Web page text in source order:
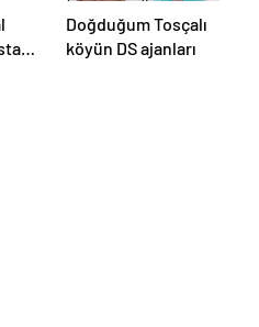
Doğduğum Tosçalı
köyün DS ajanları